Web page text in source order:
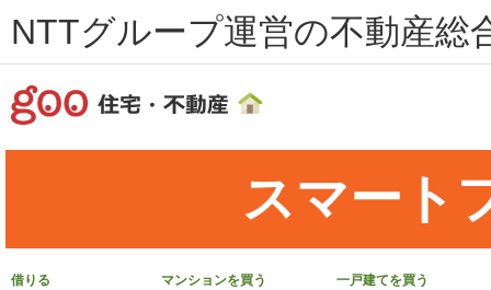
NTTグループ運営の不動産総
スマート
借りる マンションを買う 一戸建てを買う